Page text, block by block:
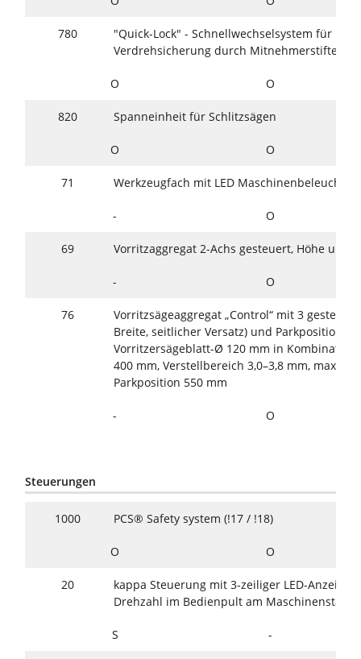
780
"Quick-Lock" - Schnellwechselsystem für
Verdrehsicherung durch Mitnehmerstifte im
O O
820 Spanneinheit für Schlitzsägen
O O
71 Werkzeugfach mit LED
- O
69 Vorritzaggregat 2-Achs gesteuert, Höhe und
- O
76
Vorritzsägeaggregat „Control“ mit 3
Breite, seitlicher Versatz) und Parkposition,
Vorritzersägeblatt-Ø 120 mm in
400 mm, Verstellbereich 3,0–3,8 mm, max.
Parkposition 550 mm
- O
Steuerungen
1000 PCS® Safety system (!17 / !18)
O O
20
kappa Steuerung mit 3-zeiliger LED-Anzeige
Drehzahl im Bedienpult am
S -